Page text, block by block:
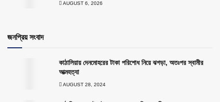
AUGUST 6, 2026
জনপ্রিয় সংবাদ
কাঠালিয়ায় দেনমোহরের টাকা পরিশোধ নিয়ে ঝগড়া, অতঃপর স্বামীর
আত্মহত্যা
AUGUST 28, 2024